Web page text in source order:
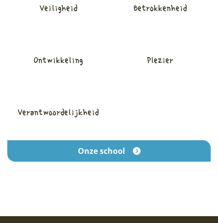
Veiligheid Betrokkenheid
Ontwikkeling Plezier
Verantwoordelijkheid
Onze school